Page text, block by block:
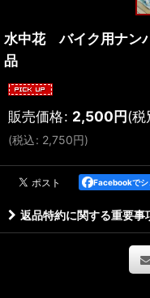
水中花 バイク用ナン
品
販売価格: 2,500円(税
(税込: 2,750円)
Facebookでシ
返品特約に関する重要事